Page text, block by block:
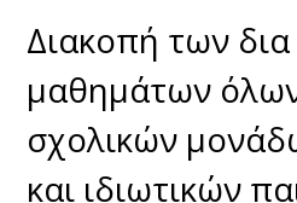
Διακοπή των
μαθημάτων
σχολικών
και ιδιωτικών